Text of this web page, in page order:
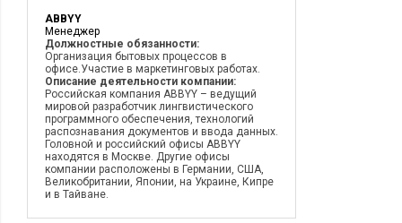
ABBYY
Менеджер
Должностные обязанности:
Организация бытовых процессов в
офисе.Участие в маркетинговых работах.
Описание деятельности компании:
Российская компания ABBYY – ведущий
мировой разработчик лингвистического
программного обеспечения, технологий
распознавания документов и ввода данных.
Головной и российский офисы ABBYY
находятся в Москве. Другие офисы
компании расположены в Германии, США,
Великобритании, Японии, на Украине, Кипре
и в Тайване.